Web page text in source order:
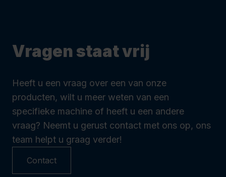
Vragen staat vrij
Heeft u een vraag over een van onze
producten, wilt u meer weten van een
specifieke machine of heeft u een andere
vraag? Neemt u gerust contact met ons op, ons
team helpt u graag verder!
Contact